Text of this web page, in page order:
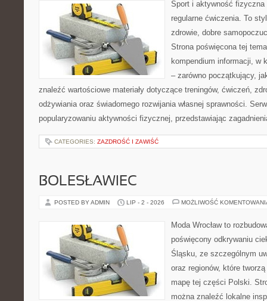
Sport i aktywność
regularne ćwiczenia. To
zdrowie, dobre
Strona poświęcona tej
kompendium informacji, w
– zarówno początkujący,
znaleźć wartościowe materiały dotyczące treningów, ćwiczeń,
odżywiania oraz świadomego rozwijania własnej sprawności.
popularyzowaniu aktywności fizycznej, przedstawiając
CATEGORIES: ZAZDROŚĆ I ZAWIŚĆ
BOLESŁAWIEC
POSTED BY ADMIN LIP - 2 - 2026 MOŻLIWOŚĆ
Moda Wrocław to
poświęcony odkrywaniu
Śląsku, ze szczególnym
oraz regionów, które
mapę tej części Polski.
można znaleźć lokalne